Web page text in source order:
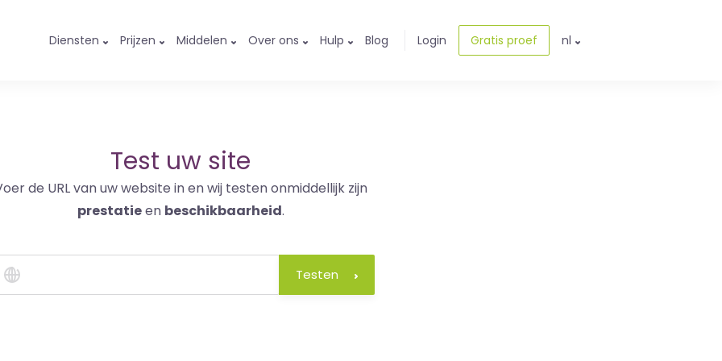
Diensten Prijzen Middelen Over ons Hulp Blog Login Gratis proef nl
Test uw site
de URL van uw website in en wij testen onmiddellijk zijn
prestatieen beschikbaarheid.
Testen